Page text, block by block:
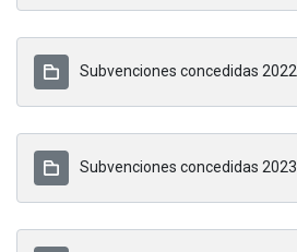
Subvenciones concedidas 2022
Subvenciones concedidas 2023